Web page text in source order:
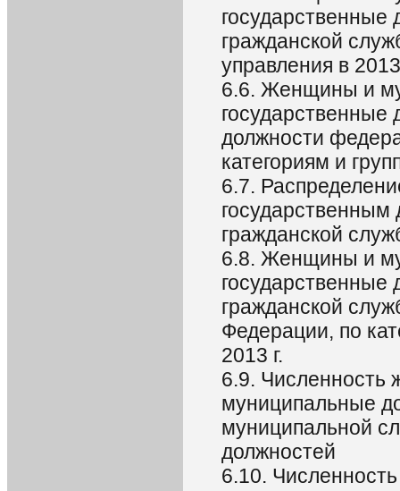
государственные
гражданской
управления в 2013
6.6. Женщины и
государственные
должности
категориям и
6.7.
гражданской
6.8. Женщины и
государственные
гражданской
Федерации, по
2013 г.
6.9.
муниципальные
муниципальной
должностей
6.10.